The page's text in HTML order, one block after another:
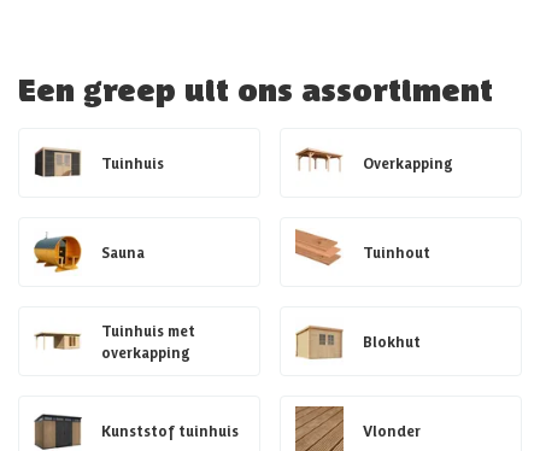
Een greep uit ons assortiment
Tuinhuis Overkapping
Sauna Tuinhout
Tuinhuis met
overkapping
Blokhut
Kunststof tuinhuis Vlonder